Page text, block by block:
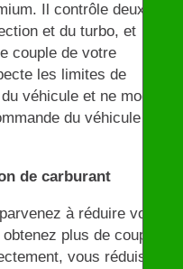
Il contrôle deux
et du turbo, et
couple de votre
les limites de
véhicule et ne modifie
du véhicule
de carburant
à réduire votre
plus de couple.
vous réduisez